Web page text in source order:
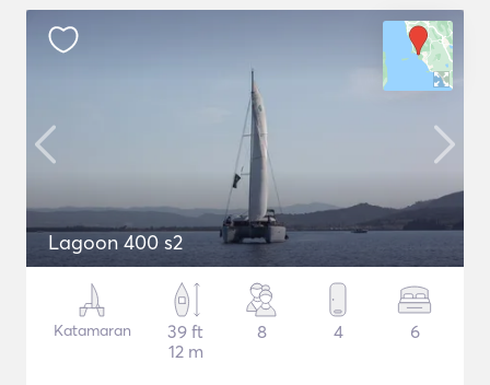
Lagoon 400 s2
Katamaran
39 ft
12 m
8 4 6